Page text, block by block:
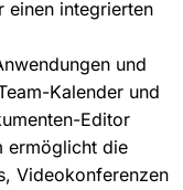
einen integrierten
und
Kalender und
Editor
ermöglicht die
Videokonferenzen